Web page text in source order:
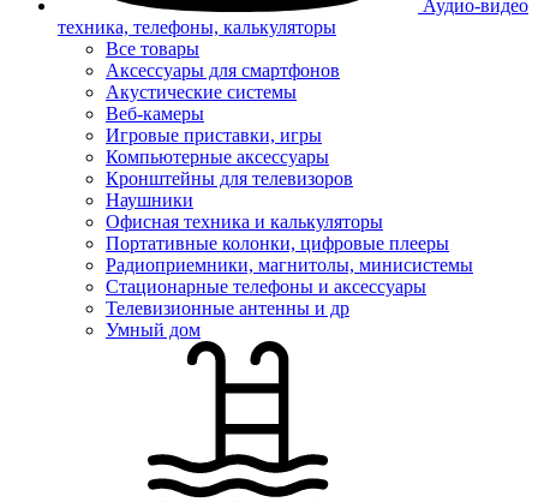
Аудио-видео
техника, телефоны, калькуляторы
Все товары
Аксессуары для смартфонов
Акустические системы
Веб-камеры
Игровые приставки, игры
Компьютерные аксессуары
Кронштейны для телевизоров
Наушники
Офисная техника и калькуляторы
Портативные колонки, цифровые плееры
Радиоприемники, магнитолы, минисистемы
Стационарные телефоны и аксессуары
Телевизионные антенны и др
Умный дом